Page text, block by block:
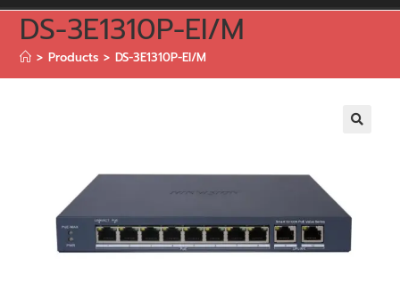
DS-3E1310P-EI/M
> Products > DS-3E1310P-EI/M